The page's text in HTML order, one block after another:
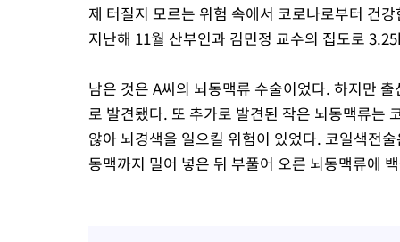
제 터질지 모르는 위험 속에서 코로나로부터 건
지난해 11월 산부인과 김민정 교수의 집도로
남은 것은 A씨의 뇌동맥류 수술이었다. 하지만
로 발견됐다. 또 추가로 발견된 작은 뇌동맥류는
않아 뇌경색을 일으킬 위험이 있었다. 코일색전
동맥까지 밀어 넣은 뒤 부풀어 오른 뇌동맥류에